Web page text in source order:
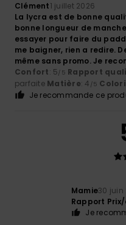
Clément1 juillet 2026
La lycra est de bonne
bonne longueur de
essayer pour faire du
me baigner, rien a redire.
même sans promo. Je
Confort: 5/5 Rapport
parfaite Matière: 4 /5
Je recommande ce
Mamie30 juin
Rapport
Je